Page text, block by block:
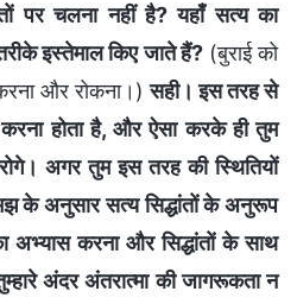
पर चलना नहीं है? यहाँ सत्य का
इस्तेमाल किए जाते हैं?(बुराई को
करना और रोकना।)सही। इस तरह से
होता है, और ऐसा करके ही तुम
अगर तुम इस तरह की स्थितियों
के अनुसार सत्य सिद्धांतों के अनुरूप
अभ्यास करना और सिद्धांतों के साथ
अंदर अंतरात्मा की जागरूकता न